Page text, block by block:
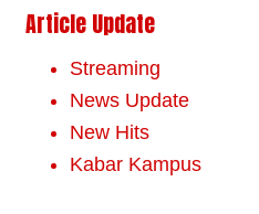
Article Update
Streaming
News Update
New Hits
Kabar Kampus